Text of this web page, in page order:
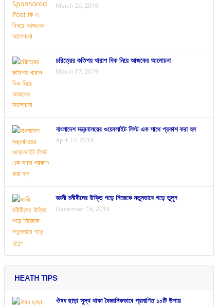
March 26, 2019
চরিত্রের কতিপয় খারাপ দিক নিয়ে আজকের আলোচনা
March 17, 2019
বাংলাদেশ মন্ত্রনালয়ের ওয়েবসাইট লিস্ট এক সাথে প্রকাশ করা হল
April 12, 2019
জ্ঞানী মনীষীদের উক্তি পড়ে নিজেকে নতুনভাবে গড়ে তুলুন
December 16, 2019
HEATH TIPS
ঔষধ ছাড়া সুস্থ থাকা বৈজ্ঞানিকভাবে প্রমাণিত ১০টি উপায়